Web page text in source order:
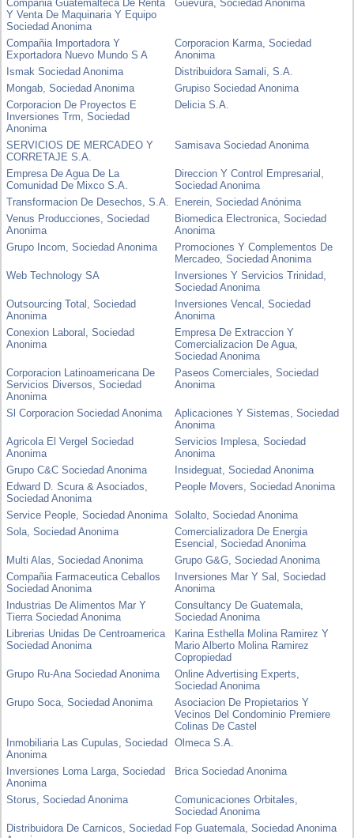
Compania Guatemalteca De Renta
Y Venta De Maquinaria Y Equipo
Sociedad Anonima
Guevura, Sociedad Anonima
Compañia Importadora Y
Exportadora Nuevo Mundo S A
Corporacion Karma, Sociedad
Anonima
Ismak Sociedad Anonima
Distribuidora Samali, S.A.
Mongab, Sociedad Anonima
Grupiso Sociedad Anonima
Corporacion De Proyectos E
Inversiones Trm, Sociedad
Anonima
Delicia S.A.
SERVICIOS DE MERCADEO Y
CORRETAJE S.A.
Samisava Sociedad Anonima
Empresa De Agua De La
Comunidad De Mixco S.A.
Direccion Y Control Empresarial,
Sociedad Anonima
Transformacion De Desechos, S.A.
Enerein, Sociedad Anónima
Venus Producciones, Sociedad
Anonima
Biomedica Electronica, Sociedad
Anonima
Grupo Incom, Sociedad Anonima
Promociones Y Complementos De
Mercadeo, Sociedad Anonima
Web Technology SA
Inversiones Y Servicios Trinidad,
Sociedad Anonima
Outsourcing Total, Sociedad
Anonima
Inversiones Vencal, Sociedad
Anonima
Conexion Laboral, Sociedad
Anonima
Empresa De Extraccion Y
Comercializacion De Agua,
Sociedad Anonima
Corporacion Latinoamericana De
Servicios Diversos, Sociedad
Anonima
Paseos Comerciales, Sociedad
Anonima
Sl Corporacion Sociedad Anonima
Aplicaciones Y Sistemas, Sociedad
Anonima
Agricola El Vergel Sociedad
Anonima
Servicios Implesa, Sociedad
Anonima
Grupo C&C Sociedad Anonima
Insideguat, Sociedad Anonima
Edward D. Scura & Asociados,
Sociedad Anonima
People Movers, Sociedad Anonima
Service People, Sociedad Anonima
Solalto, Sociedad Anonima
Sola, Sociedad Anonima
Comercializadora De Energia
Esencial, Sociedad Anonima
Multi Alas, Sociedad Anonima
Grupo G&G, Sociedad Anonima
Compañia Farmaceutica Ceballos
Sociedad Anonima
Inversiones Mar Y Sal, Sociedad
Anonima
Industrias De Alimentos Mar Y
Tierra Sociedad Anonima
Consultancy De Guatemala,
Sociedad Anonima
Librerias Unidas De Centroamerica
Sociedad Anonima
Karina Esthella Molina Ramirez Y
Mario Alberto Molina Ramirez
Copropiedad
Grupo Ru-Ana Sociedad Anonima
Online Advertising Experts,
Sociedad Anonima
Grupo Soca, Sociedad Anonima
Asociacion De Propietarios Y
Vecinos Del Condominio Premiere
Colinas De Castel
Inmobiliaria Las Cupulas, Sociedad
Anonima
Olmeca S.A.
Inversiones Loma Larga, Sociedad
Anonima
Brica Sociedad Anonima
Storus, Sociedad Anonima
Comunicaciones Orbitales,
Sociedad Anonima
Distribuidora De Carnicos, Sociedad Fop Guatemala, Sociedad Anonima